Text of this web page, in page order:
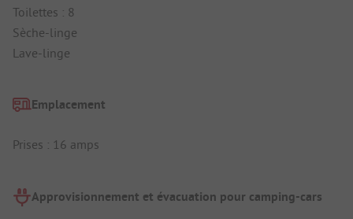
Toilettes : 8
Sèche-linge
Lave-linge
Emplacement
Prises : 16 amps
Approvisionnement et évacuation pour camping-cars